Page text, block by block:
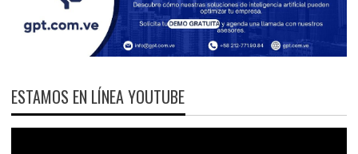
ESTAMOS EN LÍNEA YOUTUBE